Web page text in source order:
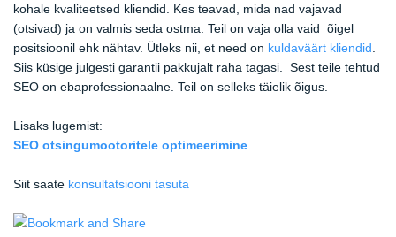
kohale kvaliteetsed kliendid. Kes teavad, mida nad vajavad
(otsivad) ja on valmis seda ostma. Teil on vaja olla vaid õigel
positsioonil ehk nähtav. Ütleks nii, et need on kuldaväärt kliendid
Siis küsige julgesti garantii pakkujalt raha tagasi. Sest teile tehtud
SEO on ebaprofessionaalne. Teil on selleks täielik õigus.
Lisaks lugemist:
SEO otsingumootoritele optimeerimine
Siit saate konsultatsiooni tasuta